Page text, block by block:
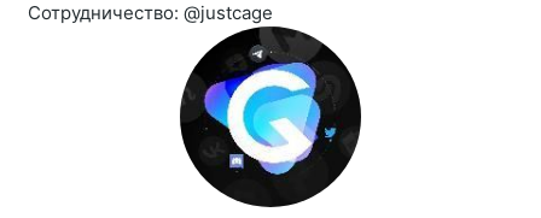
Сотрудничество: @justcage